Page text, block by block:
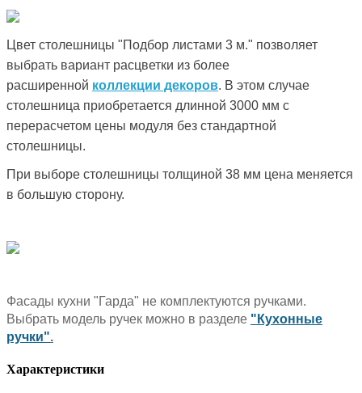
Цвет столешницы "Подбор листами 3 м." позволяет
выбрать вариант расцветки из более
расширенной коллекции декоров. В этом случае
столешница приобретается длинной 3000 мм с
перерасчетом цены модуля без стандартной
столешницы.
При выборе столешницы толщиной 38 мм цена меняется
в большую сторону.
Фасады кухни "Гарда" не комплектуются ручками.
Выбрать модель ручек можно в разделе "Кухонные
ручки".
Характеристики